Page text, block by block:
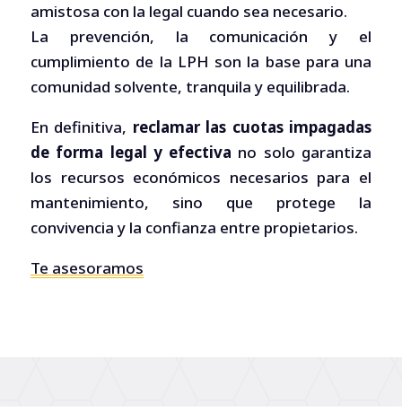
amistosa con la legal cuando sea necesario.
La prevención, la comunicación y el
cumplimiento de la LPH son la base para una
comunidad solvente, tranquila y equilibrada.
En definitiva, reclamar las cuotas impagadas
de forma legal y efectiva no solo garantiza
los recursos económicos necesarios para el
mantenimiento, sino que protege la
convivencia y la confianza entre propietarios.
Te asesoramos